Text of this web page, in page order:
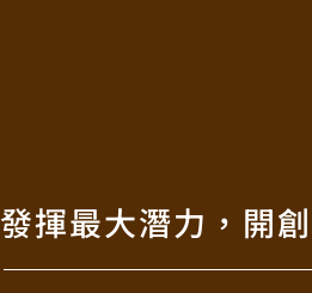
發揮最大潛力，開